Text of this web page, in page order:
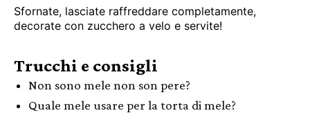
Sfornate, lasciate raffreddare completamente,
decorate con zucchero a velo e servite!
Trucchi e consigli
Non sono mele non son pere?
Quale mele usare per la torta di mele?